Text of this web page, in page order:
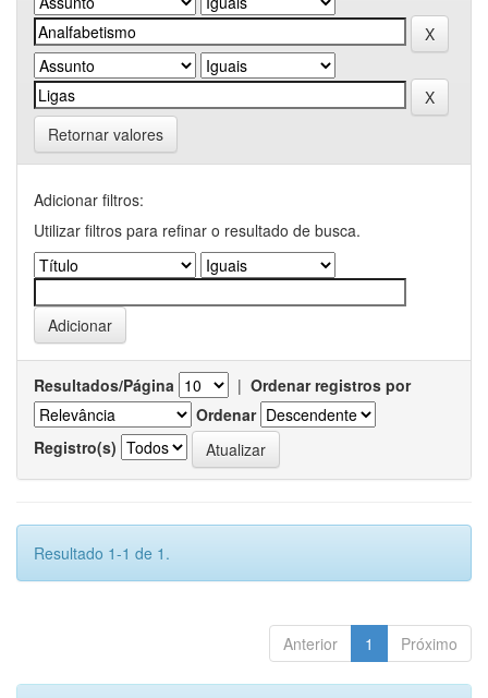
Retornar valores
Adicionar filtros:
Utilizar filtros para refinar o resultado de busca.
Resultados/Página | Ordenar registros por
Ordenar
Registro(s)
Resultado 1-1 de 1.
Anterior 1 Próximo